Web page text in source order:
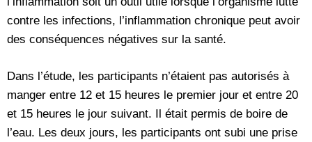
contre les infections, l’inflammation chronique peut avoir
des conséquences négatives sur la santé.
Dans l’étude, les participants n’étaient pas autorisés à
manger entre 12 et 15 heures le premier jour et entre 20
et 15 heures le jour suivant. Il était permis de boire de
l’eau. Les deux jours, les participants ont subi une prise